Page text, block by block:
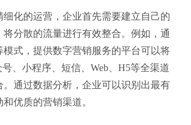
细化的运营，企业首先需要建立自己的
将分散的流量进行有效整合。例如，通
模式，提供数字营销服务的平台可以将
、小程序、短信、Web、H5等全渠道
。通过数据分析，企业可以识别出最有
优质的营销渠道。